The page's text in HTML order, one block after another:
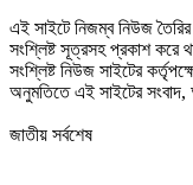
এই সাইটে নিজম্ব নিউজ
সংশ্লিষ্ট সূত্রসহ প্রকাশ করে
সংশ্লিষ্ট নিউজ সাইটের
অনুমতিতে এই সাইটের
জাতীয় সর্বশেষ